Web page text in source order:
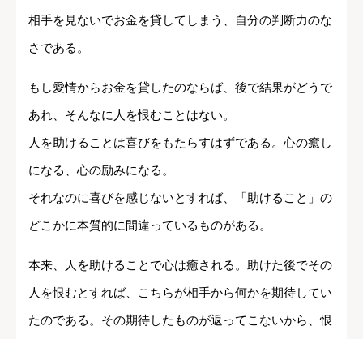
相手を見ないでお金を貸してしまう、自分の判断力のな
さである。
もし愛情からお金を貸したのならば、後で結果がどうで
あれ、そんなに人を恨むことはない。
人を助けることは喜びをもたらすはずである。心の癒し
になる、心の励みになる。
それなのに喜びを感じないとすれば、「助けること」の
どこかに本質的に間違っているものがある。
本来、人を助けることで心は癒される。助けた後でその
人を恨むとすれば、こちらが相手から何かを期待してい
たのである。その期待したものが返ってこないから、恨